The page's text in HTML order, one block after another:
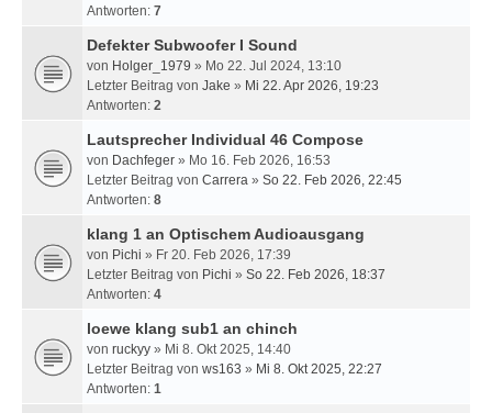
Antworten: 7
Defekter Subwoofer I Sound
von Holger_1979 » Mo 22. Jul 2024, 13:10
Letzter Beitrag von Jake » Mi 22. Apr 2026, 19:23
Antworten: 2
Lautsprecher Individual 46 Compose
von Dachfeger » Mo 16. Feb 2026, 16:53
Letzter Beitrag von Carrera » So 22. Feb 2026, 22:45
Antworten: 8
klang 1 an Optischem Audioausgang
von Pichi » Fr 20. Feb 2026, 17:39
Letzter Beitrag von Pichi » So 22. Feb 2026, 18:37
Antworten: 4
loewe klang sub1 an chinch
von ruckyy » Mi 8. Okt 2025, 14:40
Letzter Beitrag von ws163 » Mi 8. Okt 2025, 22:27
Antworten: 1